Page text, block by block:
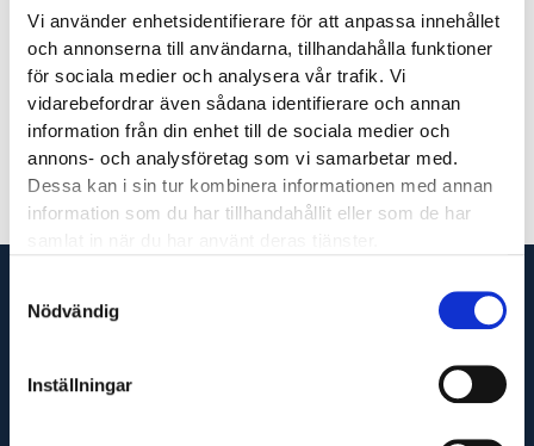
Vi använder enhetsidentifierare för att anpassa innehållet
och annonserna till användarna, tillhandahålla funktioner
för sociala medier och analysera vår trafik. Vi
vidarebefordrar även sådana identifierare och annan
information från din enhet till de sociala medier och
annons- och analysföretag som vi samarbetar med.
Dessa kan i sin tur kombinera informationen med annan
information som du har tillhandahållit eller som de har
Nödvändig
Inställningar
Linn Engelmark
Vi är din fullservicepartner som levererar produkter
till hela Sverige och utför servicetjänster runt om i